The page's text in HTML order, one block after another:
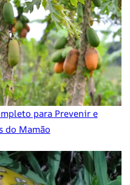
para Prevenir e
do Mamão